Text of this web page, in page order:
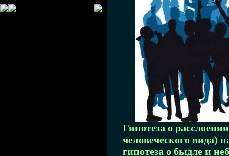
Гипотеза о
человеческого вида)
гипотеза о быдле и